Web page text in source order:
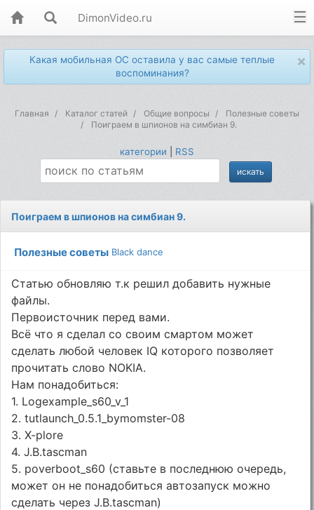
DimonVideo.ru
×
Какая мобильная ОС оставила у вас самые теплые
воспоминания?
Главная Каталог статей Общие вопросы
Полезные советы
Поиграем в шпионов на симбиан 9.
категории RSS
Поиграем в шпионов на симбиан 9.
Полезные советы Black dance
Статью обновляю т.к решил добавить нужные
файлы.
Первоисточник перед вами.
Всё что я сделал со своим смартом может
сделать любой человек IQ которого позволяет
прочитать слово NOKIA.
Нам понадобиться:
1. Logexample_s60_v_1
2. tutlaunch_0.5.1_bymomster-08
3. X-plore
4. J.B.tascman
5. poverboot_s60 (ставьте в последнюю очередь,
может он не понадобиться автозапуск можно
сделать через J.B.tascman)